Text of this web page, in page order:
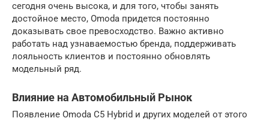
сегодня очень высока, и для того, чтобы занять
достойное место, Omoda придется постоянно
доказывать свое превосходство. Важно активно
работать над узнаваемостью бренда, поддерживать
лояльность клиентов и постоянно обновлять
модельный ряд.
Влияние на Автомобильный Рынок
Появление Omoda C5 Hybrid и других моделей от этого